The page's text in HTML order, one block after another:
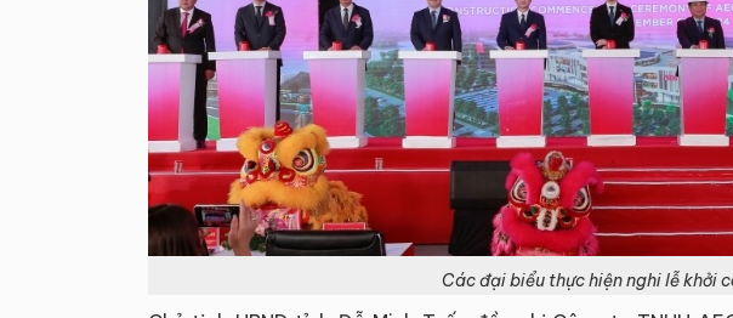
Các đại biểu thực hiện nghi lễ khởi